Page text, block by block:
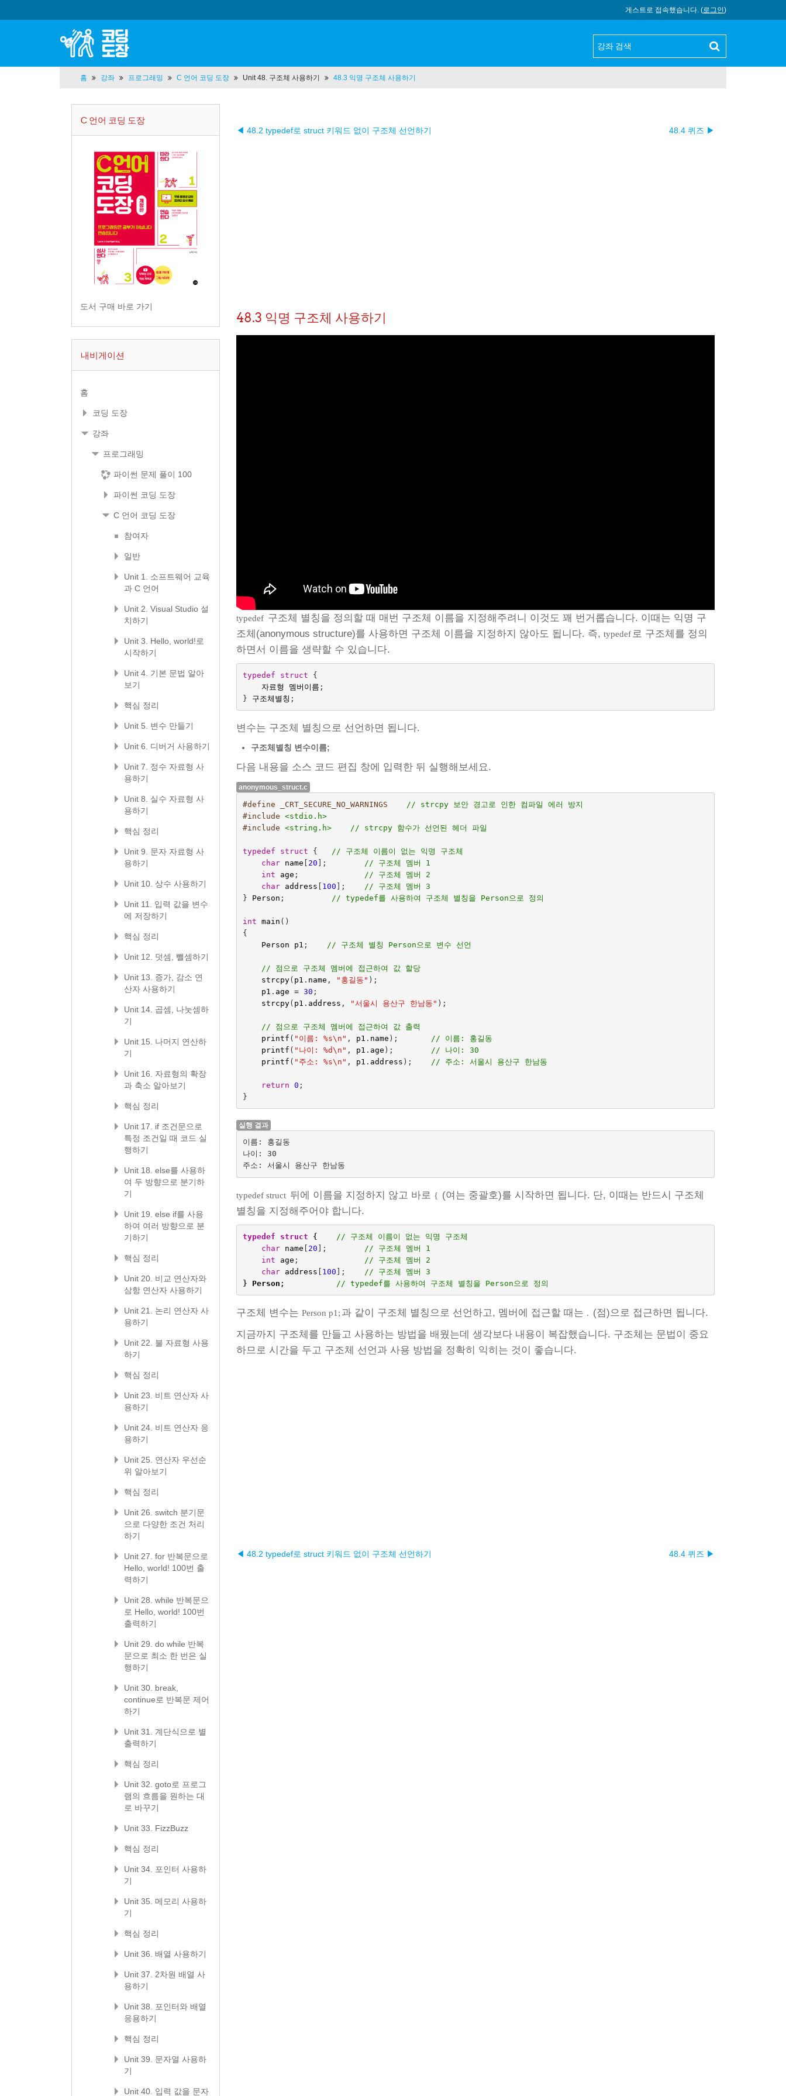
게스트로 접속했습니다. (로그인)
홈 강좌 프로그래밍 C 언어 코딩 도장 Unit 48. 구조체 사용하기 48.3 익명 구조체 사용하기
◀ 48.2 typedef로 struct 키워드 없이 구조체 선언하기 48.4 퀴즈 ▶︎
48.3 익명 구조체 사용하기
typedef 구조체 별칭을 정의할 때 매번 구조체 이름을 지정해주려니 이것도 꽤 번거롭습니다. 이때는 익명 구
조체(anonymous structure)를 사용하면 구조체 이름을 지정하지 않아도 됩니다. 즉,typedef로 구조체를 정의
하면서 이름을 생략할 수 있습니다.
typedef struct
{
자료형
멤버이름 ;
}
구조체별칭 ;
변수는 구조체 별칭으로 선언하면 됩니다.
구조체별칭 변수이름;
다음 내용을 소스 코드 편집 창에 입력한 뒤 실행해보세요.
anonymous_struct.c
#define _CRT_SECURE_NO_WARNINGS
// strcpy 보안 경고로 인한 컴파일 에러 방지
#include <stdio.h>
#include <string.h>    // strcpy 함수가 선언된 헤더 파일
typedef struct {
// 구조체 이름이 없는 익명 구조체
char
name 20 ];
// 구조체 멤버 1
int
age ;
// 구조체 멤버 2
char
address 100 ];
// 구조체 멤버 3
}
Person ; // typedef를 사용하여 구조체 별칭을 Person으로 정의
int main ()
{
Person
p1 ; // 구조체 별칭 Person으로 변수 선언
// 점으로 구조체 멤버에 접근하여 값 할당
strcpy( p1 . name , "홍길동" );
p1 . age = 30 ;
strcpy( p1 . address , "서울시 용산구 한남동" );
// 점으로 구조체 멤버에 접근하여 값 출력
printf ( "이름: %s\n " , p1 . name );
// 이름: 홍길동
printf ( "나이: %d\n " , p1 . age );
// 나이: 30
printf ( "주소: %s\n " , p1 . address ); // 주소: 서울시 용산구 한남동
return 0 ;
}
실행 결과
이름: 홍길동
나이: 30
typedef struct 뒤에 이름을 지정하지 않고 바로 { (여는 중괄호)를 시작하면 됩니다. 단, 이때는 반드시 구조체
별칭을 지정해주어야 합니다.
typedef struct {
// 구조체 이름이 없는 익명 구조체
char
name [ 20 ];
// 구조체 멤버 1
int
age ;
// 구조체 멤버 2
char
address [ 100 ];
// 구조체 멤버 3
}
Person ; // typedef를 사용하여 구조체 별칭을 Person으로 정의
구조체 변수는Person p1; 과 같이 구조체 별칭으로 선언하고, 멤버에 접근할 때는 . (점)으로 접근하면 됩니다.
지금까지 구조체를 만들고 사용하는 방법을 배웠는데 생각보다 내용이 복잡했습니다. 구조체는 문법이 중요
하므로 시간을 두고 구조체 선언과 사용 방법을 정확히 익히는 것이 좋습니다.
◀ 48.2 typedef로 struct 키워드 없이 구조체 선언하기 48.4 퀴즈 ▶︎
C 언어 코딩 도장
도서 구매 바로 가기
내비게이션
홈
코딩 도장
강좌
프로그래밍
파이썬 문제 풀이 100
파이썬 코딩 도장
C 언어 코딩 도장
참여자
일반
Unit 1. 소프트웨어 교육
과 C 언어
Unit 2. Visual Studio 설
치하기
Unit 3. Hello, world!로
시작하기
Unit 4. 기본 문법 알아
보기
핵심 정리
Unit 5. 변수 만들기
Unit 6. 디버거 사용하기
Unit 7. 정수 자료형 사
용하기
Unit 8. 실수 자료형 사
용하기
핵심 정리
Unit 9. 문자 자료형 사
용하기
Unit 10. 상수 사용하기
Unit 11. 입력 값을 변수
에 저장하기
핵심 정리
Unit 12. 덧셈, 뺄셈하기
Unit 13. 증가, 감소 연
산자 사용하기
Unit 14. 곱셈, 나눗셈하
기
Unit 15. 나머지 연산하
기
Unit 16. 자료형의 확장
과 축소 알아보기
핵심 정리
Unit 17. if 조건문으로
특정 조건일 때 코드 실
행하기
Unit 18. else를 사용하
여 두 방향으로 분기하
기
Unit 19. else if를 사용
하여 여러 방향으로 분
기하기
핵심 정리
Unit 20. 비교 연산자와
삼항 연산자 사용하기
Unit 21. 논리 연산자 사
용하기
Unit 22. 불 자료형 사용
하기
핵심 정리
Unit 23. 비트 연산자 사
용하기
Unit 24. 비트 연산자 응
용하기
Unit 25. 연산자 우선순
위 알아보기
핵심 정리
Unit 26. switch 분기문
으로 다양한 조건 처리
하기
Unit 27. for 반복문으로
Hello, world! 100번 출
력하기
Unit 28. while 반복문으
로 Hello, world! 100번
출력하기
Unit 29. do while 반복
문으로 최소 한 번은 실
행하기
Unit 30. break,
continue로 반복문 제어
하기
Unit 31. 계단식으로 별
출력하기
핵심 정리
Unit 32. goto로 프로그
램의 흐름을 원하는 대
로 바꾸기
Unit 33. FizzBuzz
핵심 정리
Unit 34. 포인터 사용하
기
Unit 35. 메모리 사용하
기
핵심 정리
Unit 36. 배열 사용하기
Unit 37. 2차원 배열 사
용하기
Unit 38. 포인터와 배열
응용하기
핵심 정리
Unit 39. 문자열 사용하
기
Unit 40. 입력 값을 문자